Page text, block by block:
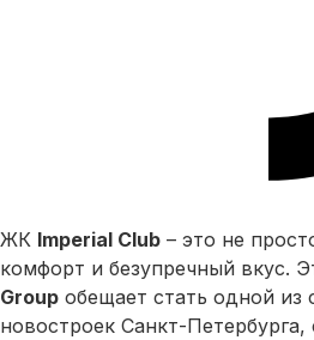
ЖК Imperial Club – это не
комфорт и безупречный вкус.
Group обещает стать одной
новостроек Санкт-Петербурга,